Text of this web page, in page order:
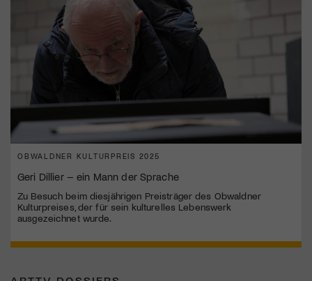
OBWALDNER KULTURPREIS 2025
Geri Dillier – ein Mann der Sprache
Zu Besuch beim diesjährigen Preisträger des Obwaldner
Kulturpreises, der für sein kulturelles Lebenswerk
ausgezeichnet wurde.